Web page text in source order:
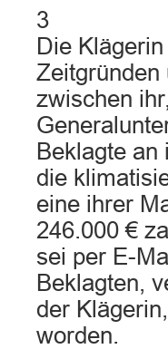
3
Die
Zeitgründen
zwischen
Beklagte
die
eine ihrer
246.000 €
sei per E-
Beklagten,
der
worden.